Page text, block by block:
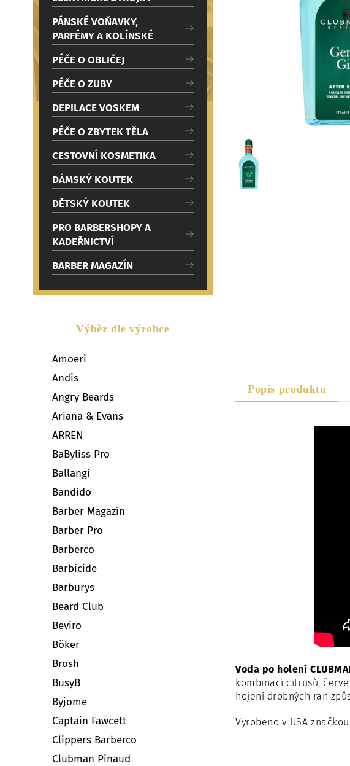
PÁNSKÉ VOŇAVKY,
PARFÉMY A KOLÍNSKÉ
PÉČE O OBLIČEJ
PÉČE O ZUBY
DEPILACE VOSKEM
PÉČE O ZBYTEK TĚLA
CESTOVNÍ KOSMETIKA
DÁMSKÝ KOUTEK
DĚTSKÝ KOUTEK
PRO BARBERSHOPY A
KADEŘNICTVÍ
BARBER MAGAZÍN
Výběr dle výrobce
Amoeri
Andis
Angry Beards
Ariana & Evans
ARREN
BaByliss Pro
Ballangi
Bandido
Barber Magazín
Barber Pro
Barberco
Barbicide
Barburys
Beard Club
Beviro
Böker
Brosh
BusyB
Byjome
Captain Fawcett
Clippers Barberco
Clubman Pinaud
Popis produktu
Voda po holení
kombinací citrusů,
hojení drobných ran
Vyrobeno v USA